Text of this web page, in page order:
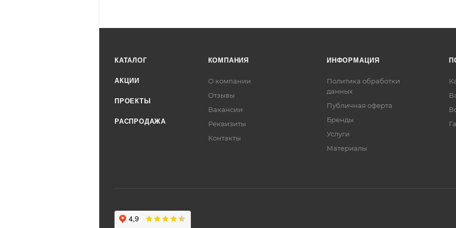
КАТАЛОГ
АКЦИИ
ПРОЕКТЫ
РАСПРОДАЖА
КОМПАНИЯ
О компании
Отзывы
Вакансии
Реквизиты
Контакты
ИНФОРМАЦИЯ
Политика обработки
данных
Публичная оферта
Бренды
Услуги
Материалы